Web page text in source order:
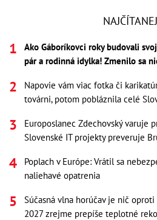
Ako Gáboríkovci roky budovali
pár a rodinná idylka! Zmenilo sa
Napovie vám viac fotka či
továrni, potom pobláznila celé
Europoslanec Zdechovský varuje
Slovenské IT projekty preveruje
Poplach v Európe: Vrátil sa
naliehavé opatrenia
Súčasná vlna horúčav je nič oproti
2027 zrejme prepíše teplotné